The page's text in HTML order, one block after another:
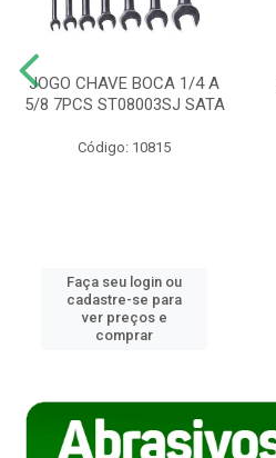
JOGO CHAVE BOCA 1/4 A
5/8 7PCS ST08003SJ SATA
Código: 10815
Faça seu login ou
cadastre-se para
ver preços e
comprar